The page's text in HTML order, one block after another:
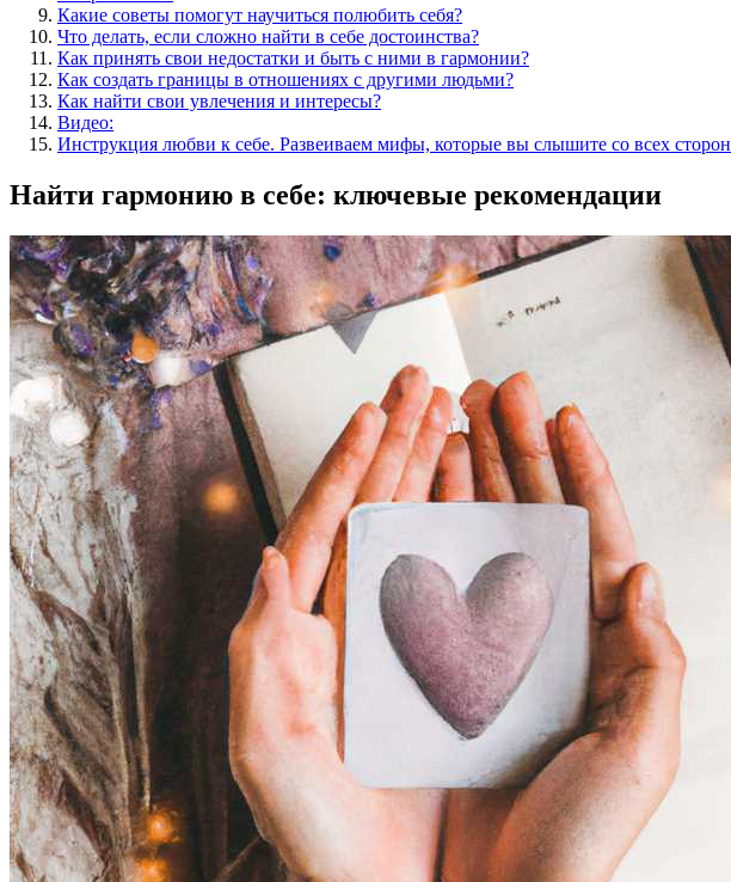
Какие советы помогут научиться полюбить себя?
Что делать, если сложно найти в себе достоинства?
Как принять свои недостатки и быть с ними в гармонии?
Как создать границы в отношениях с другими людьми?
Как найти свои увлечения и интересы?
Видео:
Инструкция любви к себе. Развеиваем мифы, которые вы слышите со всех сторон
Найти гармонию в себе: ключевые рекомендации